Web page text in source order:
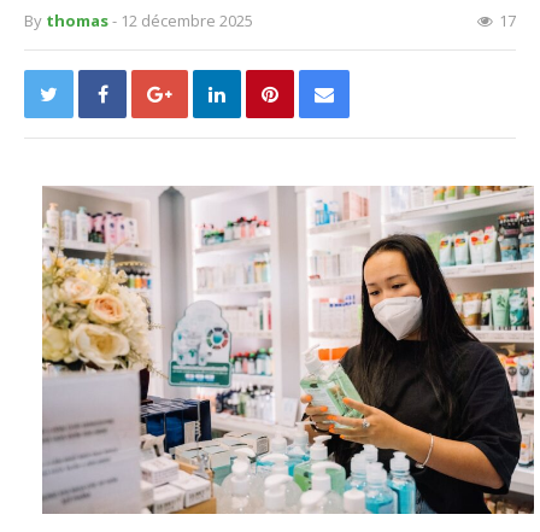
By thomas- 12 décembre 2025 17